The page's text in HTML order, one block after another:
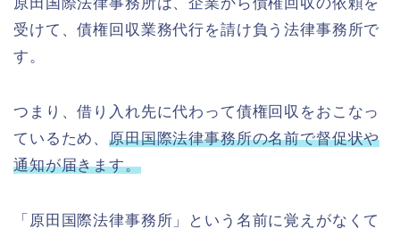
受けて、債権回収業務代行を請け負う法律事務所で
す。
つまり、借り入れ先に代わって債権回収をおこなっ
ているため、原田国際法律事務所の名前で督促状や
通知が届きます。
「原田国際法律事務所」という名前に覚えがなくて